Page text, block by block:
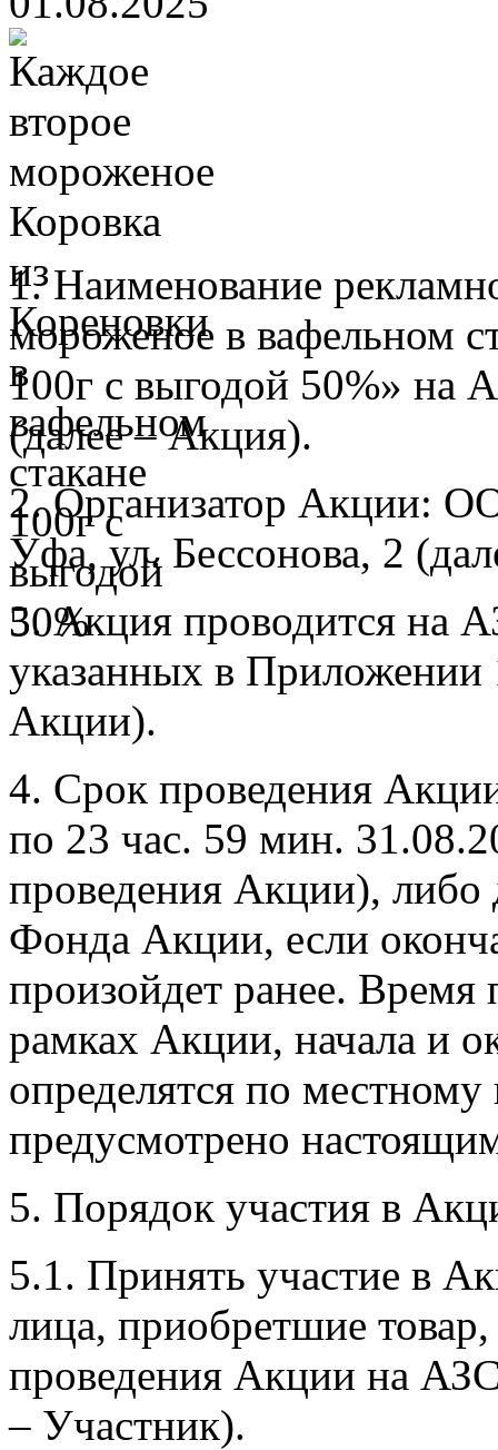
1. Наименование
мороженое в вафельном
100г с выгодой 50%»
(далее – Акция).
2. Организатор Акции:
Уфа, ул. Бессонова, 2
3. Акция проводится на
указанных в
Акции).
4. Срок проведения
по 23 час. 59 мин.
проведения Акции), либо
Фонда Акции, если
произойдет ранее. Время
рамках Акции, начала и
определятся по
предусмотрено
5. Порядок участия в
5.1. Принять участие в
лица, приобретшие
проведения Акции на
– Участник).